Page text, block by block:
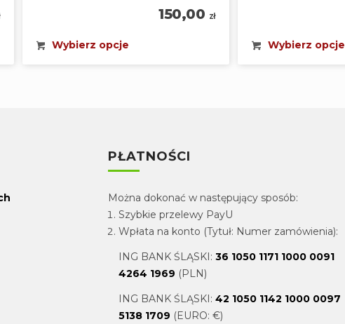
150,00 zł
Wybierz opcje Wybierz opcje
PŁATNOŚCI
Można dokonać w następujący sposób:
Szybkie przelewy PayU
Wpłata na konto (Tytuł: Numer zamówienia):
ING BANK ŚLĄSKI:36 1050 1171 1000 0091
4264 1969 (PLN)
ING BANK ŚLĄSKI:42 1050 1142 1000 0097
5138 1709 (EURO: €)